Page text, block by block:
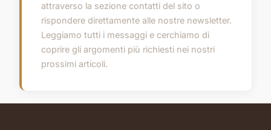
attraverso la sezione contatti del sito o
rispondere direttamente alle nostre newsletter.
Leggiamo tutti i messaggi e cerchiamo di
coprire gli argomenti più richiesti nei nostri
prossimi articoli.